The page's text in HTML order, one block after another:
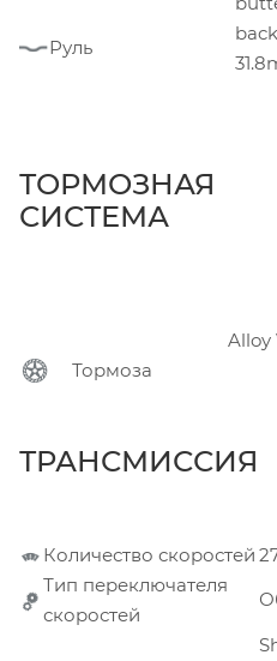
Руль
ТОРМОЗНАЯ
СИСТЕМА
Тормоза
Alloy
ТРАНСМИССИЯ
Количество скоростей
Тип переключателя
скоростей